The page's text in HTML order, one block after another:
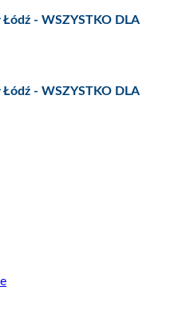
- WSZYSTKO DLA
- WSZYSTKO DLA